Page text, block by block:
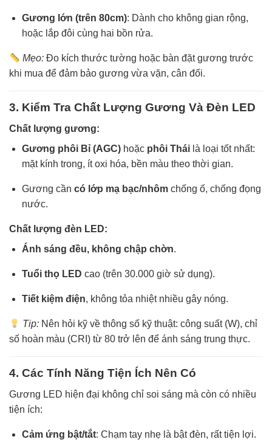
Gương lớn (trên 80cm): Dành cho không gian rộng,
hoặc lắp đôi cùng hai bồn rửa.
Mẹo: Đo kích thước tường hoặc bàn đặt gương trước
khi mua để đảm bảo gương vừa vặn, cân đối.
3. Kiểm Tra Chất Lượng Gương Và Đèn LED
Chất lượng gương:
Gương phôi Bỉ (AGC)hoặc phôi Tháilà loại tốt nhất:
mặt kính trong, ít oxi hóa, bền màu theo thời gian.
Gương cần có lớp mạ bạc/nhômchống ố, chống đọng
nước.
Chất lượng đèn LED:
Ánh sáng đều, không chập chờn.
Tuổi thọ LED cao (trên 30.000 giờ sử dụng).
Tiết kiệm điện, không tỏa nhiệt nhiều gây nóng.
Tip: Nên hỏi kỹ về thông số kỹ thuật: công suất (W), chỉ
số hoàn màu (CRI) từ 80 trở lên để ánh sáng trung thực.
4. Các Tính Năng Tiện Ích Nên Có
Gương LED hiện đại không chỉ soi sáng mà còn có nhiều
tiện ích:
Cảm ứng bật/tắt: Chạm tay nhẹ là bật đèn, rất tiện lợi.